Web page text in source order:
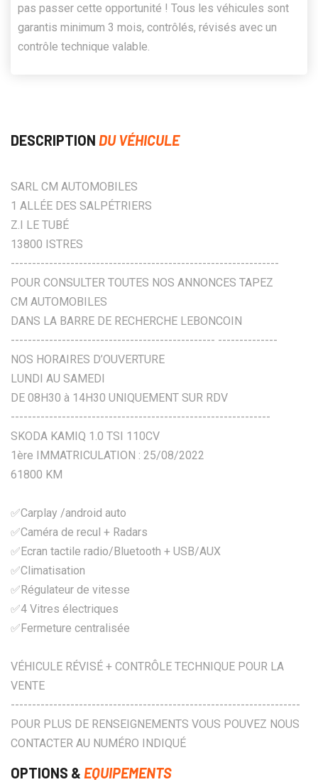
pas passer cette opportunité ! Tous les véhicules sont
garantis minimum 3 mois, contrôlés, révisés avec un
contrôle technique valable.
DESCRIPTION DU VÉHICULE
SARL CM AUTOMOBILES
1 ALLÉE DES SALPÉTRIERS
Z.I LE TUBÉ
13800 ISTRES
---------------------------------------------------------------
POUR CONSULTER TOUTES NOS ANNONCES TAPEZ
CM AUTOMOBILES
DANS LA BARRE DE RECHERCHE LEBONCOIN
------------------------------------------------ --------------
NOS HORAIRES D’OUVERTURE
LUNDI AU SAMEDI
DE 08H30 à 14H30 UNIQUEMENT SUR RDV
-------------------------------------------------------------
SKODA KAMIQ 1.0 TSI 110CV
1ère IMMATRICULATION : 25/08/2022
61800 KM
✅Carplay /android auto
✅Caméra de recul + Radars
✅Ecran tactile radio/Bluetooth + USB/AUX
✅Climatisation
✅Régulateur de vitesse
✅4 Vitres électriques
✅Fermeture centralisée
VÉHICULE RÉVISÉ + CONTRÔLE TECHNIQUE POUR LA
VENTE
--------------------------------------------------------------------
POUR PLUS DE RENSEIGNEMENTS VOUS POUVEZ NOUS
CONTACTER AU NUMÉRO INDIQUÉ
OPTIONS & EQUIPEMENTS